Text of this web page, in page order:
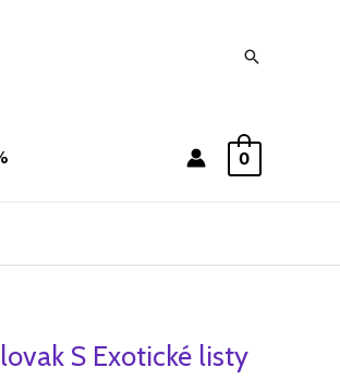
Hledat
0
S Exotické listy